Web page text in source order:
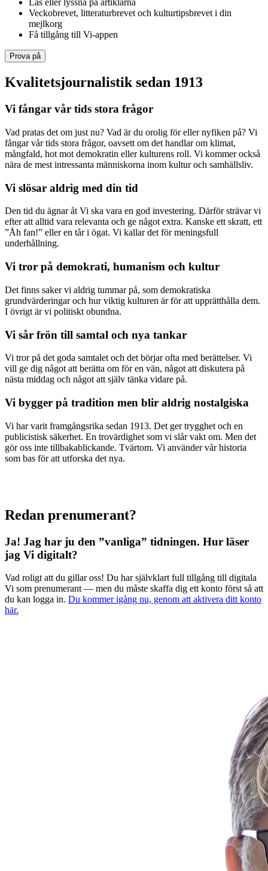
Läs eller lyssna på artiklarna
Veckobrevet, litteraturbrevet och kulturtipsbrevet i din
mejlkorg
Få tillgång till Vi-appen
Prova på
Kvalitetsjournalistik sedan 1913
Vi fångar vår tids stora frågor
Vad pratas det om just nu? Vad är du orolig för eller nyfiken på? Vi
fångar vår tids stora frågor, oavsett om det handlar om klimat,
mångfald, hot mot demokratin eller kulturens roll. Vi kommer också
nära de mest intressanta människorna inom kultur och samhällsliv.
Vi slösar aldrig med din tid
Den tid du ägnar åt Vi ska vara en god investering. Därför strävar vi
efter att alltid vara relevanta och ge något extra. Kanske ett skratt, ett
”Åh fan!” eller en tår i ögat. Vi kallar det för meningsfull
underhållning.
Vi tror på demokrati, humanism och kultur
Det finns saker vi aldrig tummar på, som demokratiska
grundvärderingar och hur viktig kulturen är för att upprätthålla dem.
I övrigt är vi politiskt obundna.
Vi sår frön till samtal och nya tankar
Vi tror på det goda samtalet och det börjar ofta med berättelser. Vi
vill ge dig något att berätta om för en vän, något att diskutera på
nästa middag och något att själv tänka vidare på.
Vi bygger på tradition men blir aldrig nostalgiska
Vi har varit framgångsrika sedan 1913. Det ger trygghet och en
publicistisk säkerhet. En trovärdighet som vi slår vakt om. Men det
gör oss inte tillbakablickande. Tvärtom. Vi använder vår historia
som bas för att utforska det nya.
Redan prenumerant?
Ja! Jag har ju den ”vanliga” tidningen. Hur läser
jag Vi digitalt?
Vad roligt att du gillar oss! Du har självklart full tillgång till digitala
Vi som prenumerant — men du måste skaffa dig ett konto först så att
du kan logga in. Du kommer igång nu, genom att aktivera ditt konto
här.